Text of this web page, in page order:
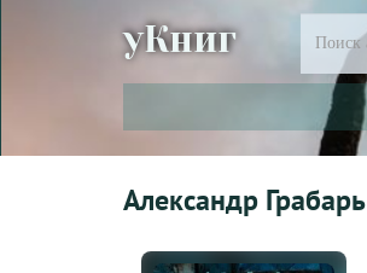
уКниг
Александр Грабарь